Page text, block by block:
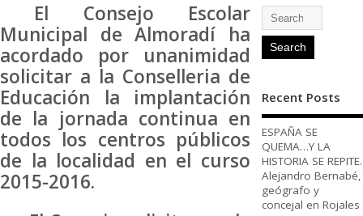
El Consejo Escolar
Municipal de Almoradí ha
acordado por unanimidad
solicitar a la Conselleria de
Educación la implantación
de la jornada continua en
todos los centros públicos
de la localidad en el curso
2015-2016.
Recent Posts
ESPAÑA SE
QUEMA…Y LA
HISTORIA SE REPITE.
Alejandro Bernabé,
geógrafo y
concejal en Rojales